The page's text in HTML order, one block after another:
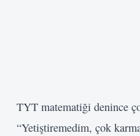
TYT matematiği denince
“Yetiştiremedim, çok